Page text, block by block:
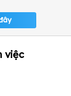
việc